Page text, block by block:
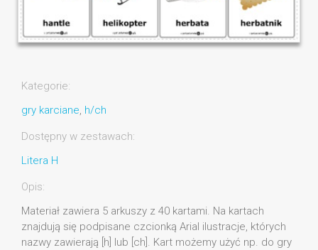
Kategorie:
gry karciane, h/ch
Dostępny w zestawach:
Litera H
Opis:
Materiał zawiera 5 arkuszy z 40 kartami. Na kartach
znajdują się podpisane czcionką Arial ilustracje, których
nazwy zawierają [h] lub [ch]. Kart możemy użyć np. do gry